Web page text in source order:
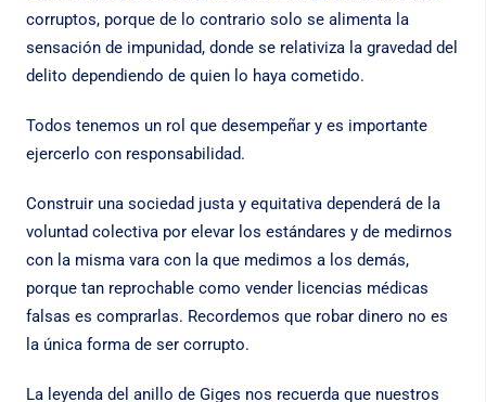
corruptos, porque de lo contrario solo se alimenta la
sensación de impunidad, donde se relativiza la gravedad del
delito dependiendo de quien lo haya cometido.
Todos tenemos un rol que desempeñar y es importante
ejercerlo con responsabilidad.
Construir una sociedad justa y equitativa dependerá de la
voluntad colectiva por elevar los estándares y de medirnos
con la misma vara con la que medimos a los demás,
porque tan reprochable como vender licencias médicas
falsas es comprarlas. Recordemos que robar dinero no es
la única forma de ser corrupto.
La leyenda del anillo de Giges nos recuerda que nuestros